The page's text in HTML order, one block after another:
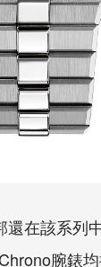
在該系列
腕錶